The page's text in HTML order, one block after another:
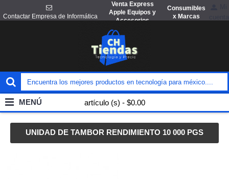
Contactar Empresa de Informática
Venta Express
Apple Equipos y
Accesorios
Consumibles
x Marcas
artículo (s) - $0.00
MENÚ
UNIDAD DE TAMBOR RENDIMIENTO 10 000 PGS